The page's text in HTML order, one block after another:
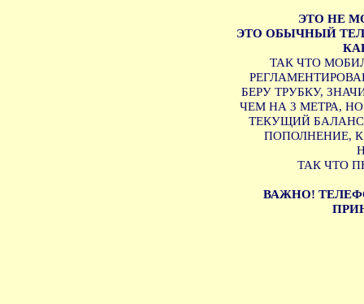
ЭТО НЕ
ЭТО ОБЫЧНЫЙ
ТАК ЧТО
БЕРУ ТРУБКУ,
ЧЕМ НА 3 МЕТРА,
ТЕКУЩИЙ
ПОПОЛНЕНИЕ,
ТАК ЧТО
ВАЖНО!